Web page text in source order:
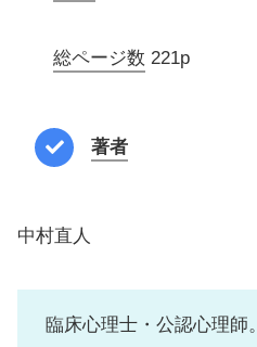
総ページ数 221p
著者
中村直人
臨床心理士・公認心理師。